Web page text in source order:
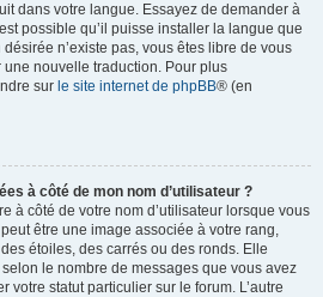
dans votre langue. Essayez de demander à
possible qu’il puisse installer la langue que
n’existe pas, vous êtes libre de vous
nouvelle traduction. Pour plus
sur le site internet de phpBB® (en
à côté de mon nom d’utilisateur ?
à côté de votre nom d’utilisateur lorsque vous
être une image associée à votre rang,
étoiles, des carrés ou des ronds. Elle
le nombre de messages que vous avez
votre statut particulier sur le forum. L’autre